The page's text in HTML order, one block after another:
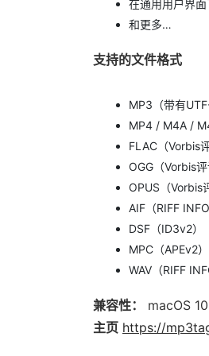
在通用用户界面
和更多…
支持的文件格式
MP3（带有
MP4 / M4A /
FLAC（Vorbis评
OGG（Vorbis评
OPUS（Vorbis
AIF（RIFF
DSF（ID3v2）
MPC（APEv2）
WAV（RIFF
兼容性：
macOS
主页 https://